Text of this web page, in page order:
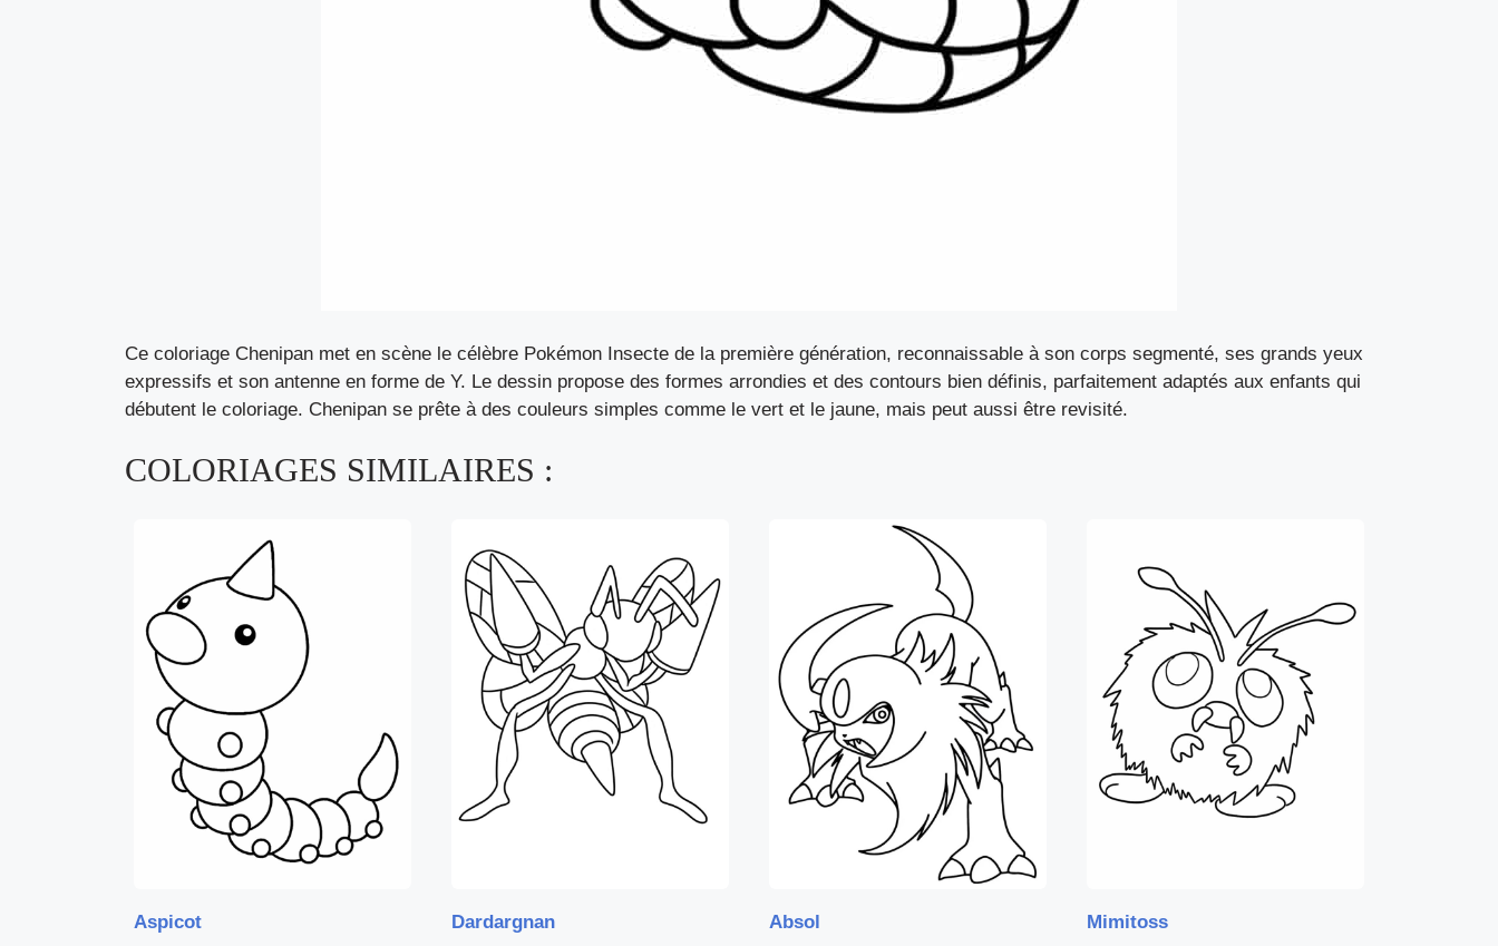
Ce coloriage Chenipan met en scène le célèbre Pokémon Insecte de la première génération, reconnaissable à son corps segmenté, ses grands yeux
expressifs et son antenne en forme de Y. Le dessin propose des formes arrondies et des contours bien définis, parfaitement adaptés aux enfants qui
débutent le coloriage. Chenipan se prête à des couleurs simples comme le vert et le jaune, mais peut aussi être revisité.
COLORIAGES SIMILAIRES :
Aspicot Dardargnan Absol Mimitoss